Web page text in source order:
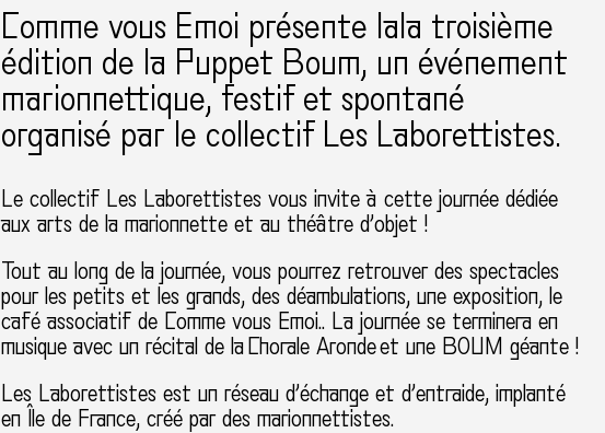
Comme vous Emoi présente lala troisième
édition de la Puppet Boum, un événement
marionnettique, festif et spontané
organisé par le collectif Les Laborettistes.
Le collectif Les Laborettistes vous invite à cette journée dédiée
aux arts de la marionnette et au théâtre d’objet !
Tout au long de la journée, vous pourrez retrouver des spectacles
pour les petits et les grands, des déambulations, une exposition, le
café associatif de Comme vous Emoi.. La journée se terminera en
musique avec un récital de la Chorale Aronde et une BOUM géante !
Les Laborettistes est un réseau d’échange et d’entraide, implanté
en Île de France, créé par des marionnettistes.